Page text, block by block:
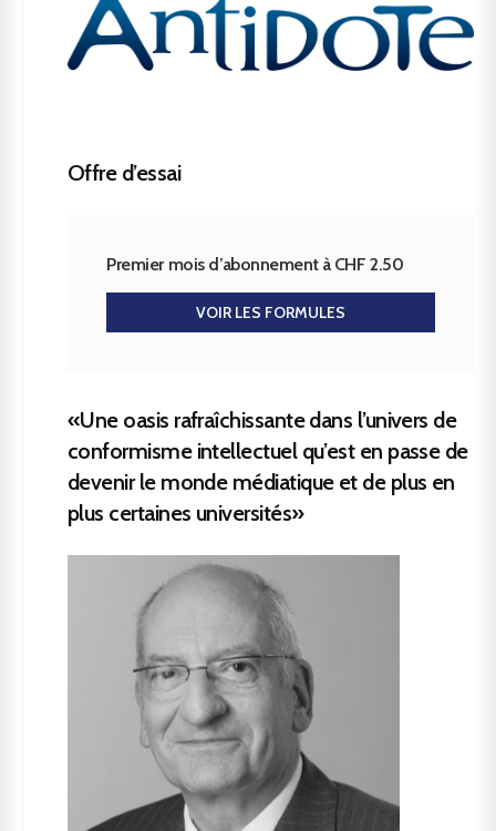
Offre d’essai
Premier mois d’abonnement à CHF 2.50
VOIR LES FORMULES
«Une oasis rafraîchissante dans l’univers de
conformisme intellectuel qu’est en passe de
devenir le monde médiatique et de plus en
plus certaines universités»